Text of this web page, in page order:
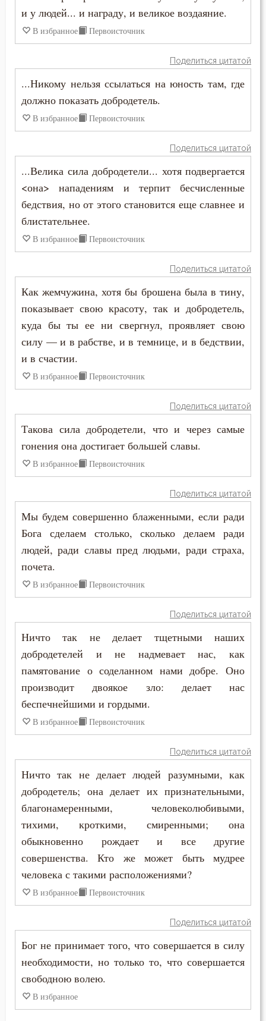
Порок
Последние времена
Похвала
Почитание Бога
Праведность
Праздник
Празднословие
Праздность
Прелюбодеяние
Привычки
Призвание
Пример
Приметы
Промысел Божий
Пророчество
Прошение
Псалтирь
Работа
Радость
Развлечение
Раздражительность
Разум
Раскаяние
Ревность
Решимость
Рождество
Ропот
Роскошь
и у людей... и награду, и великое воздаяние.
В избранное Первоисточник
Поделиться цитатой
...Никому нельзя ссылаться на юность там, где
должно показать добродетель.
В избранное Первоисточник
Поделиться цитатой
...Велика сила добродетели... хотя подвергается
<она> нападениям и терпит бесчисленные
бедствия, но от этого становится еще славнее и
блистательнее.
В избранное Первоисточник
Поделиться цитатой
Как жемчужина, хотя бы брошена была в тину,
показывает свою красоту, так и добродетель,
куда бы ты ее ни свергнул, проявляет свою
силу — и в рабстве, и в темнице, и в бедствии,
и в счастии.
В избранное Первоисточник
Поделиться цитатой
Такова сила добродетели, что и через самые
гонения она достигает большей славы.
В избранное Первоисточник
Поделиться цитатой
Мы будем совершенно блаженными, если ради
Бога сделаем столько, сколько делаем ради
людей, ради славы пред людьми, ради страха,
почета.
В избранное Первоисточник
Поделиться цитатой
Ничто так не делает тщетными наших
добродетелей и не надмевает нас, как
памятование о соделанном нами добре. Оно
производит двоякое зло: делает нас
беспечнейшими и гордыми.
В избранное Первоисточник
Поделиться цитатой
Ничто так не делает людей разумными, как
добродетель; она делает их признательными,
благонамеренными, человеколюбивыми,
тихими, кроткими, смиренными; она
обыкновенно рождает и все другие
совершенства. Кто же может быть мудрее
человека с такими расположениями?
В избранное Первоисточник
Поделиться цитатой
Бог не принимает того, что совершается в силу
необходимости, но только то, что совершается
свободною волею.
В избранное